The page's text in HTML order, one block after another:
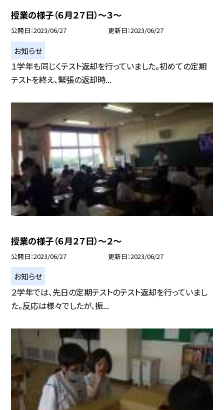
授業の様子（６月２７日）〜３〜
公開日 2023/06/27 更新日 2023/06/27
お知らせ
１学年も同じくテスト返却を行っていました。初めての定期
テストを終え、緊張の返却時...
授業の様子（６月２７日）〜２〜
公開日 2023/06/27 更新日 2023/06/27
お知らせ
２学年では、先日の定期テストのテスト返却を行っていまし
た。反応は様々でしたが、振...